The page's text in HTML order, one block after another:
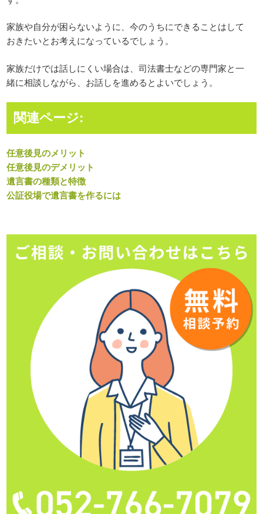
家族や自分が困らないように、今のうちにできることはして
おきたいとお考えになっているでしょう。
家族だけでは話しにくい場合は、司法書士などの専門家と一
緒に相談しながら、お話しを進めるとよいでしょう。
関連ページ:
任意後見のメリット
任意後見のデメリット
遺言書の種類と特徴
公証役場で遺言書を作るには